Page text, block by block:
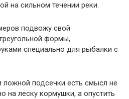
на сильном течении реки.
подвожу свой
формы,
специально для рыбалки с
ложной подсечки есть смысл не
на леску кормушки, а опустить